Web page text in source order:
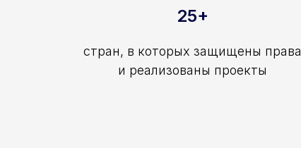
25+
стран, в которых защищены права
и реализованы проекты